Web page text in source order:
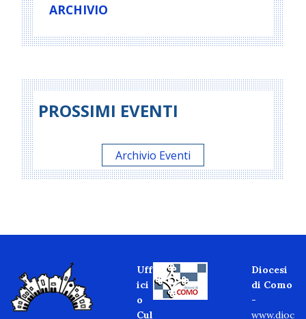
ARCHIVIO
PROSSIMI EVENTI
Archivio Eventi
Uff
ici
o
Cul
Diocesi
di Como
-
www.dioc